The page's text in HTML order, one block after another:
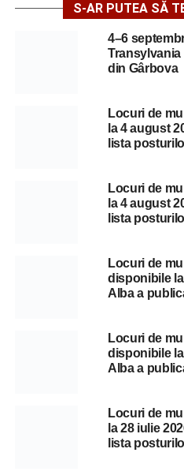
S-AR PUTEA SĂ
4–6
Transylvania
din Gârbova
Locuri de
la 4 august
lista
Locuri de
la 4 august
lista
Locuri de
disponibile
Alba a
Locuri de
disponibile
Alba a
Locuri de
la 28 iulie
lista